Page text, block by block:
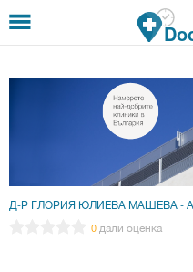
Премини към основното съдържание
Д-Р ГЛОРИЯ ЮЛИЕВА МАШЕВА
0 дали оценка